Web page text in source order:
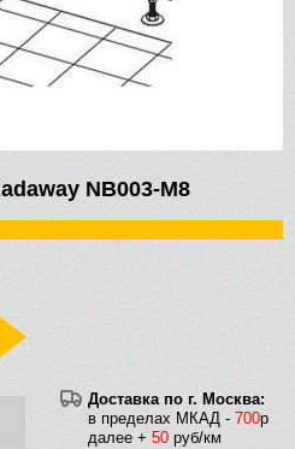
NB003-M8
Доставка по г. Москва:
в пределах МКАД - 700р
далее + 50 руб/км